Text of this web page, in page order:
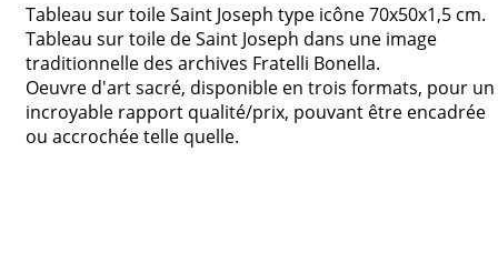
Tableau sur toile Saint Joseph type icône 70x50x1,5 cm.
Tableau sur toile de Saint Joseph dans une image
traditionnelle des archives Fratelli Bonella.
Oeuvre d'art sacré, disponible en trois formats, pour un
incroyable rapport qualité/prix, pouvant être encadrée
ou accrochée telle quelle.